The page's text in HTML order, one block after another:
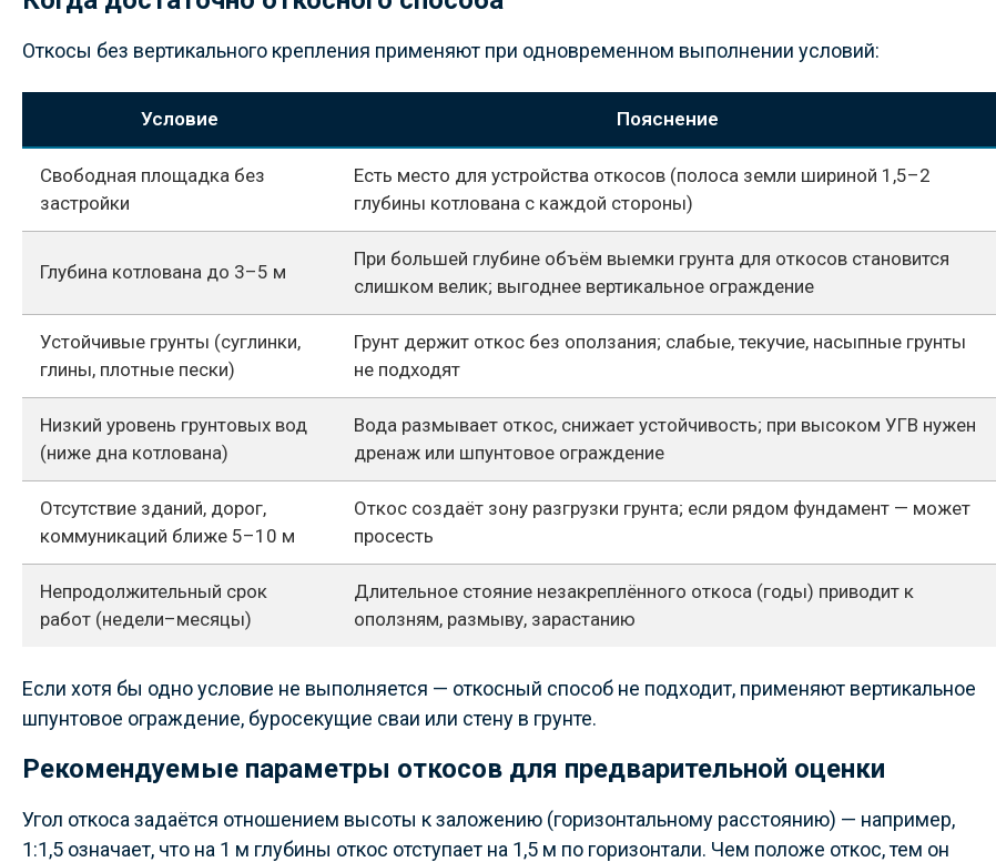
Откосы без вертикального крепления применяют при одновременном выполнении условий:
Условие Пояснение
Свободная площадка без
застройки
Есть место для устройства откосов (полоса земли шириной 1,5–2
глубины котлована с каждой стороны)
Глубина котлована до 3–5 м
При большей глубине объём выемки грунта для откосов становится
слишком велик; выгоднее вертикальное ограждение
Устойчивые грунты (суглинки,
глины, плотные пески)
Грунт держит откос без оползания; слабые, текучие, насыпные грунты
не подходят
Низкий уровень грунтовых вод
(ниже дна котлована)
Вода размывает откос, снижает устойчивость; при высоком УГВ нужен
дренаж или шпунтовое ограждение
Отсутствие зданий, дорог,
коммуникаций ближе 5–10 м
Откос создаёт зону разгрузки грунта; если рядом фундамент — может
просесть
Непродолжительный срок
работ (недели–месяцы)
Длительное стояние незакреплённого откоса (годы) приводит к
оползням, размыву, зарастанию
Если хотя бы одно условие не выполняется — откосный способ не подходит, применяют вертикальное
шпунтовое ограждение, буросекущие сваи или стену в грунте.
Рекомендуемые параметры откосов для предварительной оценки
Угол откоса задаётся отношением высоты к заложению (горизонтальному расстоянию) — например,
1:1,5 означает, что на 1 м глубины откос отступает на 1,5 м по горизонтали. Чем положе откос, тем он